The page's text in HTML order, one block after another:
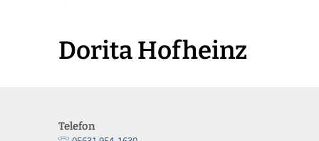
Dorita Hofheinz
Telefon